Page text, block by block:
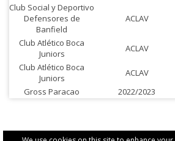
Club Social y Deportivo
Defensores de
Banfield
ACLAV
Club Atlético Boca
Juniors
ACLAV
Club Atlético Boca
Juniors
ACLAV
Gross Paracao
2022/2023